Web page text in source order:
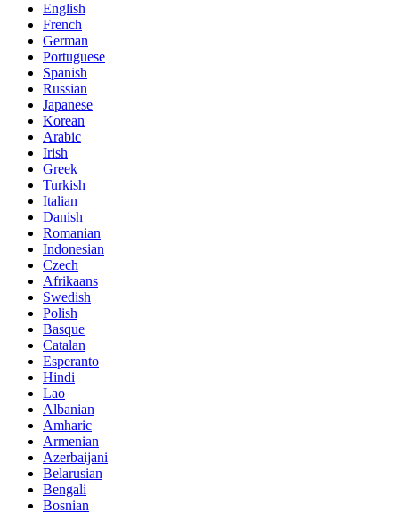
English
French
German
Portuguese
Spanish
Russian
Japanese
Korean
Arabic
Irish
Greek
Turkish
Italian
Danish
Romanian
Indonesian
Czech
Afrikaans
Swedish
Polish
Basque
Catalan
Esperanto
Hindi
Lao
Albanian
Amharic
Armenian
Azerbaijani
Belarusian
Bengali
Bosnian